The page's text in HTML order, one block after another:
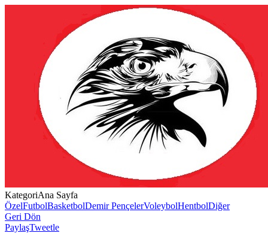
KategoriAna Sayfa
ÖzelFutbolBasketbolDemir PençelerVoleybolHentbolDiğer
Geri Dön
PaylaşTweetle